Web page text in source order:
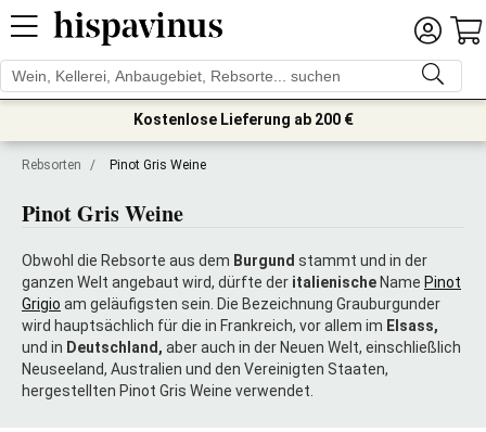
Kostenlose Lieferung ab 200 €
Rebsorten / Pinot Gris Weine
Pinot Gris Weine
Obwohl die Rebsorte aus dem Burgund stammt und in der
ganzen Welt angebaut wird, dürfte der italienische Name Pinot
Grigio am geläufigsten sein. Die Bezeichnung Grauburgunder
wird hauptsächlich für die in Frankreich, vor allem im Elsass,
und in Deutschland, aber auch in der Neuen Welt, einschließlich
Neuseeland, Australien und den Vereinigten Staaten,
hergestellten Pinot Gris Weine verwendet.